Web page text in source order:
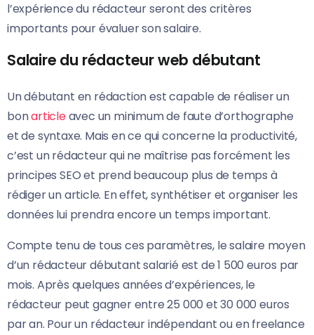
l’expérience du rédacteur seront des critères
importants pour évaluer son salaire.
Salaire du rédacteur web débutant
Un débutant en rédaction est capable de réaliser un
bonarticleavec un minimum de faute d’orthographe
et de syntaxe. Mais en ce qui concerne la productivité,
c’est un rédacteur qui ne maîtrise pas forcément les
principes SEO et prend beaucoup plus de temps à
rédiger un article. En effet, synthétiser et organiser les
données lui prendra encore un temps important.
Compte tenu de tous ces paramètres, le salaire moyen
d’un rédacteur débutant salarié est de 1 500 euros par
mois. Après quelques années d’expériences, le
rédacteur peut gagner entre 25 000 et 30 000 euros
par an. Pour un rédacteur indépendant ou en freelance